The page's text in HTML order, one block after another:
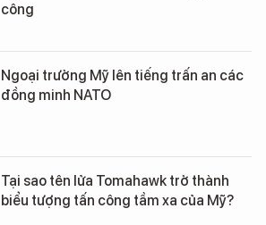
công
Ngoại trưởng Mỹ lên tiếng trấn an các
đồng minh NATO
Tại sao tên lửa Tomahawk trở thành
biểu tượng tấn công tầm xa của Mỹ?